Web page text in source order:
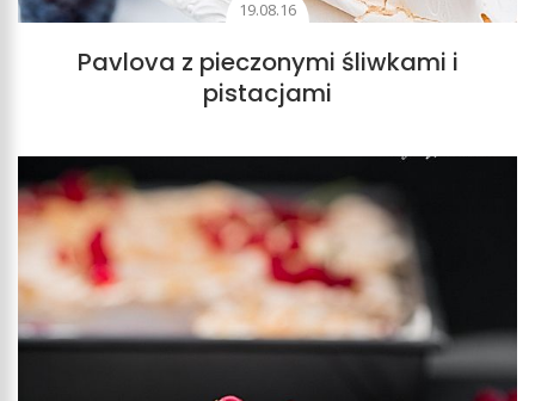
19.08.16
Pavlova z pieczonymi śliwkami i
pistacjami